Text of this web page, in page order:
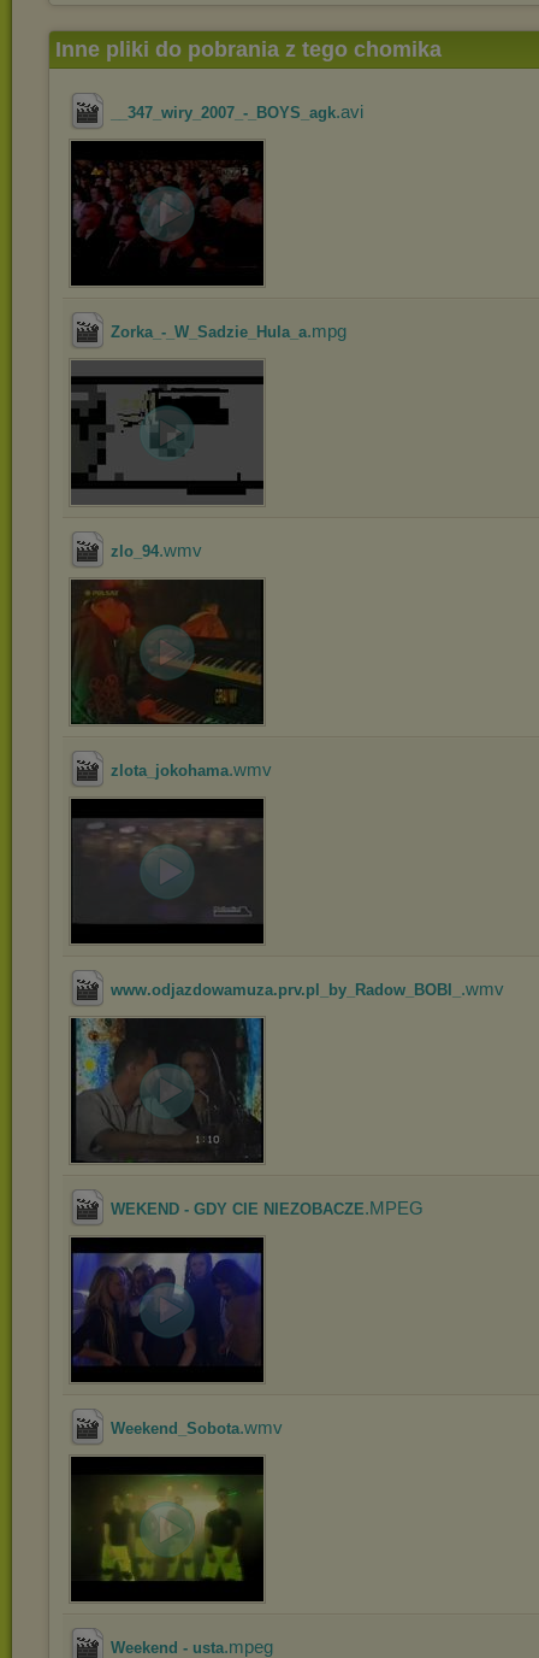
Inne pliki do pobrania z tego chomika
__347_wiry_2007_-_BOYS_agk.avi
Zorka_-_W_Sadzie_Hula_a.mpg
zlo_94.wmv
zlota_jokohama.wmv
www.odjazdowamuza.prv.pl_by_Radow_BOBI_ .wmv
WEKEND - GDY CIE NIEZOBACZE.MPEG
Weekend_Sobota.wmv
Weekend - usta.mpeg